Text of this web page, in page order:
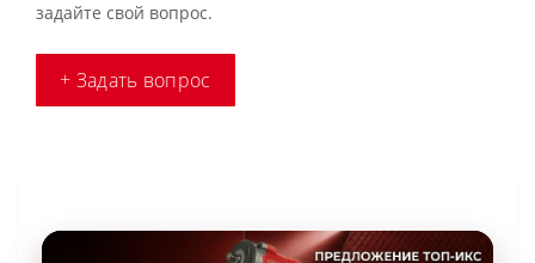
задайте свой вопрос.
+ Задать вопрос